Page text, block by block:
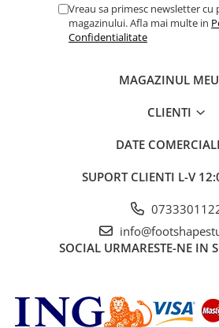
Vreau sa primesc newsletter
magazinului. Afla mai multe in
Confidentialitate
MAGAZINUL MEU
CLIENTI
DATE
SUPORT CLIENTI L-V
SOCIAL URMARESTE-NE IN